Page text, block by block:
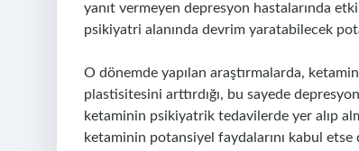
yanıt vermeyen depresyon hastalarında
psikiyatri alanında devrim yaratabilecek
O dönemde yapılan araştırmalarda,
plastisitesini arttırdığı, bu sayede
ketaminin psikiyatrik tedavilerde yer alıp
ketaminin potansiyel faydalarını kabul